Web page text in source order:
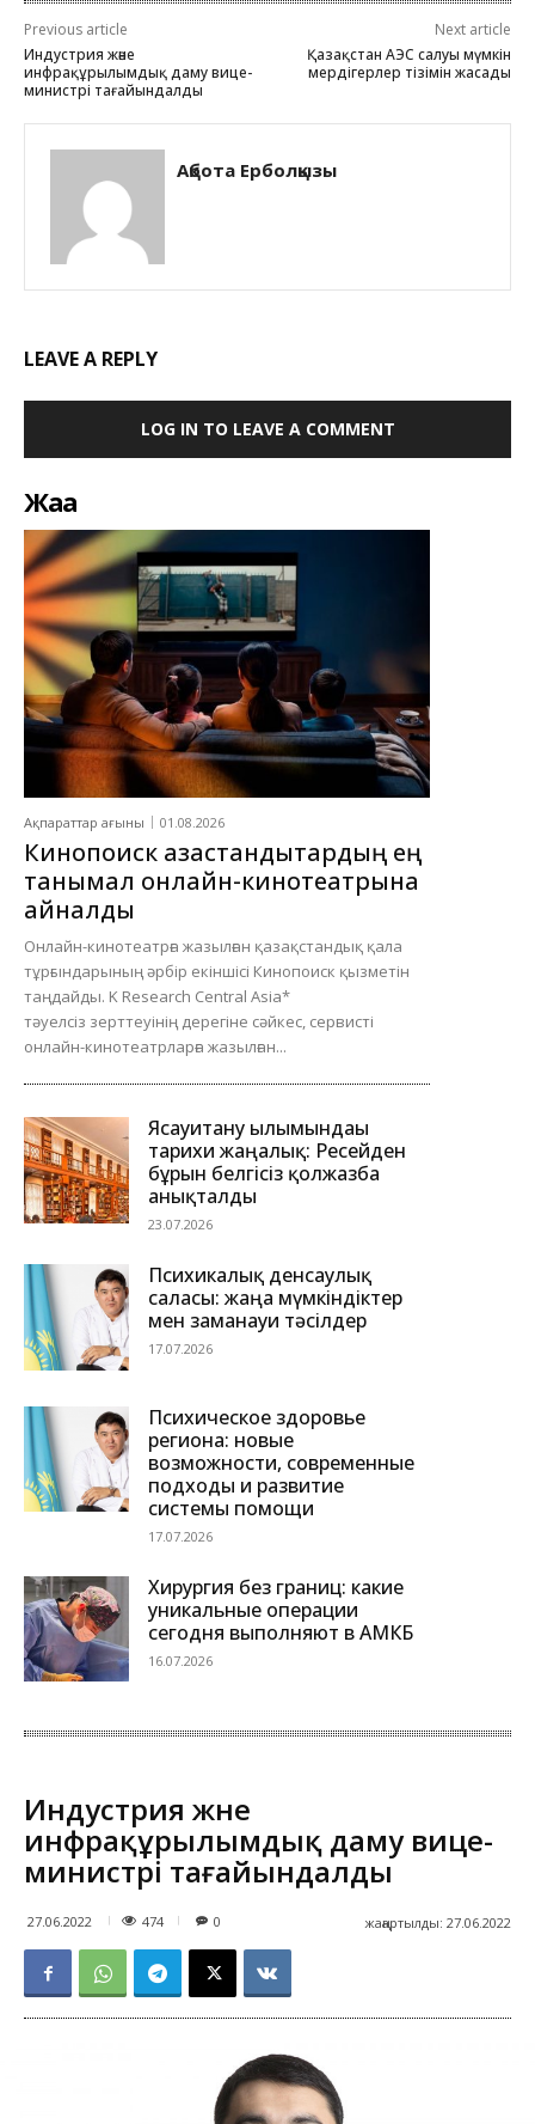
Previous article
Индустрия және
инфрақұрылымдық даму вице-
министрі тағайындалды
Next article
Қазақстан АЭС салуы мүмкін
мердігерлер тізімін жасады
Ақбота Ерболқызы
LEAVE A REPLY
LOG IN TO LEAVE A COMMENT
Жаңа
Ақпараттар ағыны 01.08.2026
Кинопоиск қазақстандықтардың ең
танымал онлайн-кинотеатрына
айналды
Онлайн-кинотеатрға жазылған қазақстандық қала
тұрғындарының әрбір екіншісі Кинопоиск қызметін
таңдайды. K Research Central Asia*
тәуелсіз зерттеуінің дерегіне сәйкес, сервисті
онлайн-кинотеатрларға жазылған...
Ясауитану ғылымындағы
тарихи жаңалық: Ресейден
бұрын белгісіз қолжазба
анықталды
23.07.2026
Психикалық денсаулық
саласы: жаңа мүмкіндіктер
мен заманауи тәсілдер
17.07.2026
Психическое здоровье
региона: новые
возможности, современные
подходы и развитие
системы помощи
17.07.2026
Хирургия без границ: какие
уникальные операции
сегодня выполняют в АМКБ
16.07.2026